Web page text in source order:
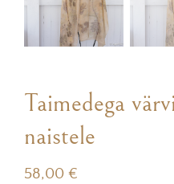
Taimedega
naistele
58,00 €